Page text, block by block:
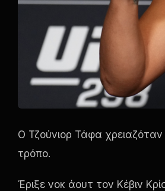
Ο Τζούνιορ Τάφα
τρόπο.
Έριξε νοκ άουτ τον Κέβιν